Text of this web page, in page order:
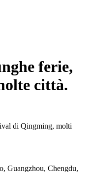
ferie,
città.
di Qingming, molti
Guangzhou, Chengdu,